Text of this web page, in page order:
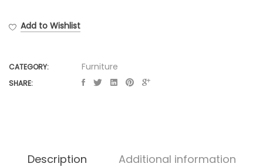
Add to Wishlist
CATEGORY: Furniture
SHARE:
Description Additional information